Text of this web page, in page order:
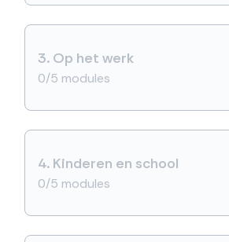
3. Op het werk
0/5 modules
4. Kinderen en school
0/5 modules